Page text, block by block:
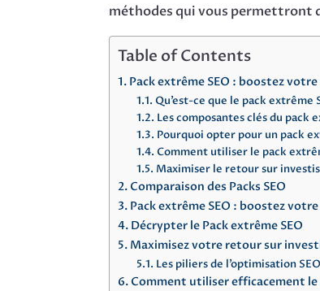
méthodes qui vous permettront
Table of Contents
Pack extrême SEO : boostez
Qu’est-ce que le pack extrême
Les composantes clés du pack
Pourquoi opter pour un pack
Comment utiliser le pack
Maximiser le retour sur
Comparaison des Packs SEO
Pack extrême SEO : boostez
Décrypter le Pack extrême SEO
Maximisez votre retour sur
Les piliers de l’optimisation SEO
Comment utiliser efficacement le